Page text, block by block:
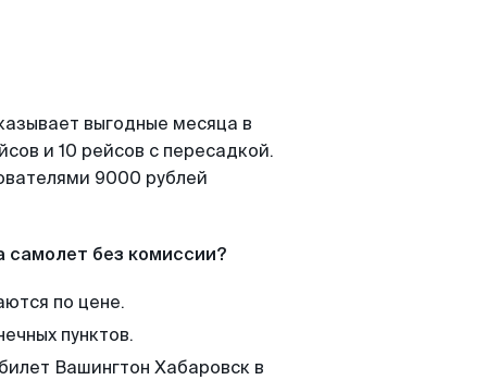
выгодные месяца в
и 10 рейсов с пересадкой.
9000 рублей
самолет без комиссии?
по цене.
пунктов.
Вашингтон Хабаровск в